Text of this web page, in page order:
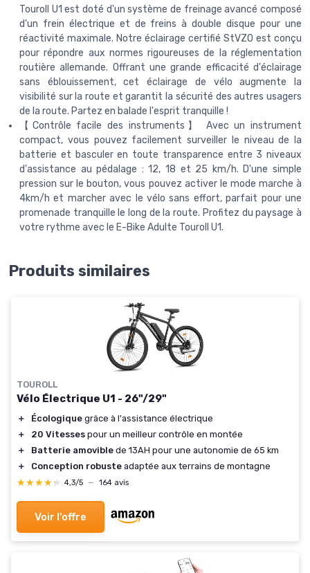
Touroll U1 est doté d'un système de freinage avancé composé
d'un frein électrique et de freins à double disque pour une
réactivité maximale. Notre éclairage certifié StVZO est conçu
pour répondre aux normes rigoureuses de la réglementation
routière allemande. Offrant une grande efficacité d'éclairage
sans éblouissement, cet éclairage de vélo augmente la
visibilité sur la route et garantit la sécurité des autres usagers
de la route. Partez en balade l'esprit tranquille !
【Contrôle facile des instruments】 Avec un instrument
compact, vous pouvez facilement surveiller le niveau de la
batterie et basculer en toute transparence entre 3 niveaux
d'assistance au pédalage : 12, 18 et 25 km/h. D'une simple
pression sur le bouton, vous pouvez activer le mode marche à
4km/h et marcher avec le vélo sans effort, parfait pour une
promenade tranquille le long de la route. Profitez du paysage à
votre rythme avec le E-Bike Adulte Touroll U1.
Produits similaires
TOUROLL
Vélo Électrique U1 - 26"/29"
＋ Écologique grâce à l'assistance électrique
＋
20 Vitesses pour un meilleur contrôle en montée
＋
Batterie amovible de 13AH pour une autonomie de 65 km
＋
Conception robuste adaptée aux terrains de montagne
★★★★★
★★★★★ 4,3/5 — 164 avis
Voir l'offre